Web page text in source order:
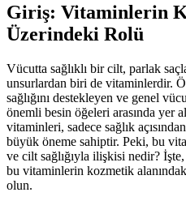
Giriş: Vitaminlerin
Üzerindeki Rolü
Vücutta sağlıklı bir cilt, parlak
unsurlardan biri de vitaminlerdir.
sağlığını destekleyen ve genel
önemli besin öğeleri arasında yer
vitaminleri, sadece sağlık
büyük öneme sahiptir. Peki, bu
ve cilt sağlığıyla ilişkisi nedir? İşte,
bu vitaminlerin kozmetik
olun.